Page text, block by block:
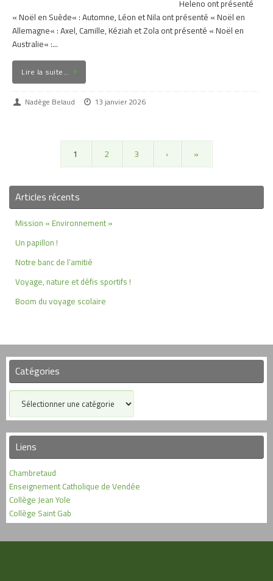
Heleno ont présenté
« Noël en Suède« : Automne, Léon et Nila ont présenté « Noël en
Allemagne« : Axel, Camille, Kéziah et Zola ont présenté « Noël en
Australie« :…
Lire la suite…
Nadège Belaud 13 janvier 2026
1 2 3 › »
Articles récents
Mission « Environnement »
Un papillon !
Notre banc de l’amitié
Voyage, nature et défis sportifs !
Boom du voyage scolaire
Catégories
Liens
Chambretaud
Enseignement Catholique de Vendée
Collège Jean Yole
Collège Saint Gab